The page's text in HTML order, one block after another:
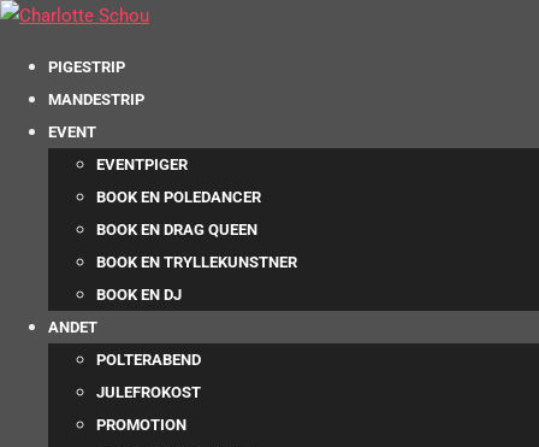
PIGESTRIP
MANDESTRIP
EVENT
EVENTPIGER
BOOK EN POLEDANCER
BOOK EN DRAG QUEEN
BOOK EN TRYLLEKUNSTNER
BOOK EN DJ
ANDET
POLTERABEND
JULEFROKOST
PROMOTION